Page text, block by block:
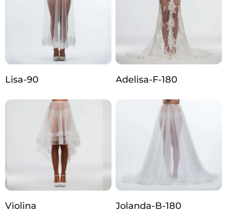
Lisa-90 Adelisa-F-180
Violina Jolanda-B-180